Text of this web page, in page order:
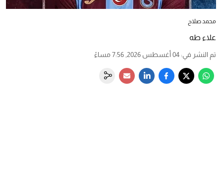
محمد صلاح
علاء طه
تم النشر في: 04 أغسطس 2026, 7:56 مساءً